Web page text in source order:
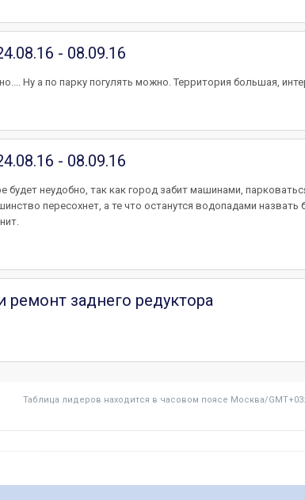
- 08.09.16
Ну а по парку погулять можно. Территория большая,
- 08.09.16
будет неудобно, так как город забит машинами,
пересохнет, а те что останутся водопадами назвать
ремонт заднего редуктора
Таблица лидеров находится в часовом поясе Москва/